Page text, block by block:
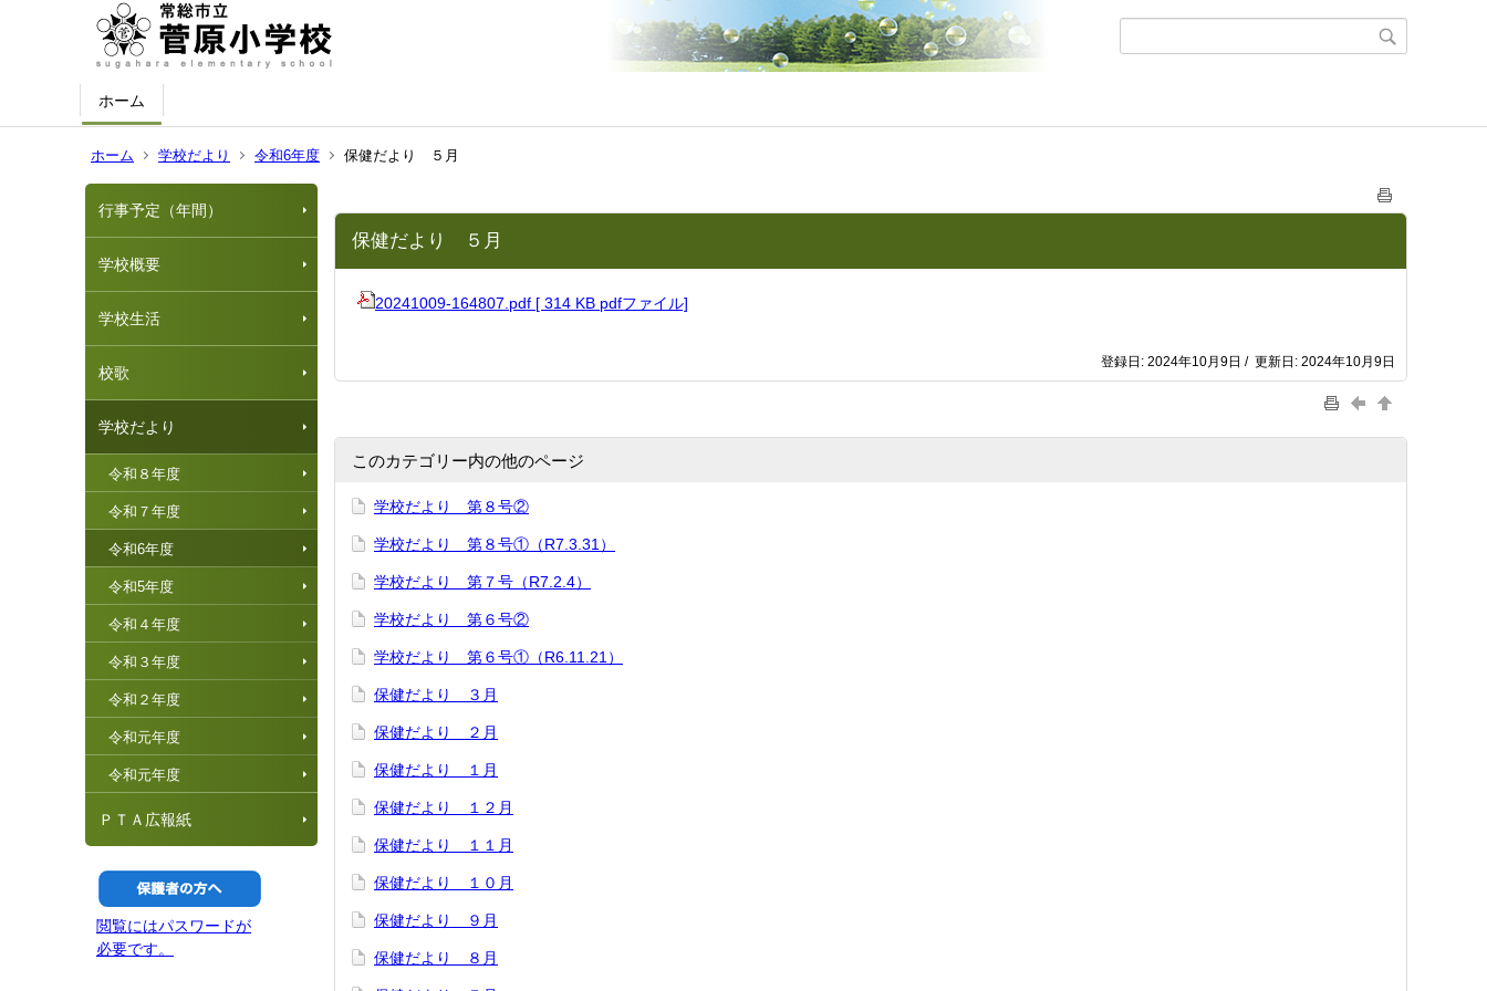
ホーム
ホーム 学校だより 令和6年度 保健だより ５月
行事予定（年間）
学校概要
学校生活
校歌
学校だより
令和８年度
令和７年度
令和6年度
令和5年度
令和４年度
令和３年度
令和２年度
令和元年度
令和元年度
ＰＴＡ広報紙
閲覧にはパスワードが
必要です。
保健だより ５月
20241009-164807.pdf [ 314 KB pdfファイル]
登録日: 2024年10月9日 / 更新日: 2024年10月9日
このカテゴリー内の他のページ
学校だより 第８号②
学校だより 第８号①（R7.3.31）
学校だより 第７号（R7.2.4）
学校だより 第６号②
学校だより 第６号①（R6.11.21）
保健だより ３月
保健だより ２月
保健だより １月
保健だより １２月
保健だより １１月
保健だより １０月
保健だより ９月
保健だより ８月